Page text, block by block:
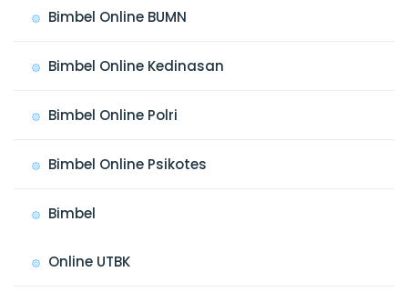
Bimbel Online BUMN
Bimbel Online Kedinasan
Bimbel Online Polri
Bimbel Online Psikotes
Bimbel
Online UTBK